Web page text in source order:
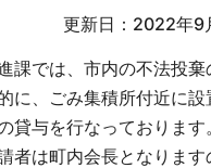
更新日：2022年9
課では、市内の不法投
に、ごみ集積所付近に
貸与を行なっておりま
者は町内会長となりま